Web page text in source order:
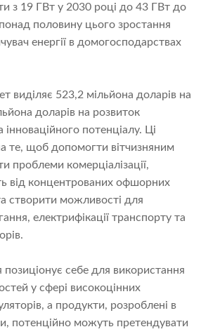
з 19 ГВт у 2030 році до 43 ГВт до
половину цього зростання
енергії в домогосподарствах
виділяє 523,2 мільйона доларів на
доларів на розвиток
інноваційного потенціалу. Ці
те, щоб допомогти вітчизняним
проблеми комерціалізації,
від концентрованих офшорних
створити можливості для
електрифікації транспорту та
позиціонує себе для використання
у сфері високоцінних
а продукти, розроблені в
потенційно можуть претендувати